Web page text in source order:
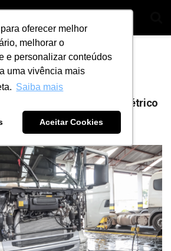
oferecer melhor
melhorar o
e personalizar conteúdos
uma vivência mais
Saiba mais
Aceitar Cookies
para realizar no sistema elétrico
NOVEMBRO DE 2023